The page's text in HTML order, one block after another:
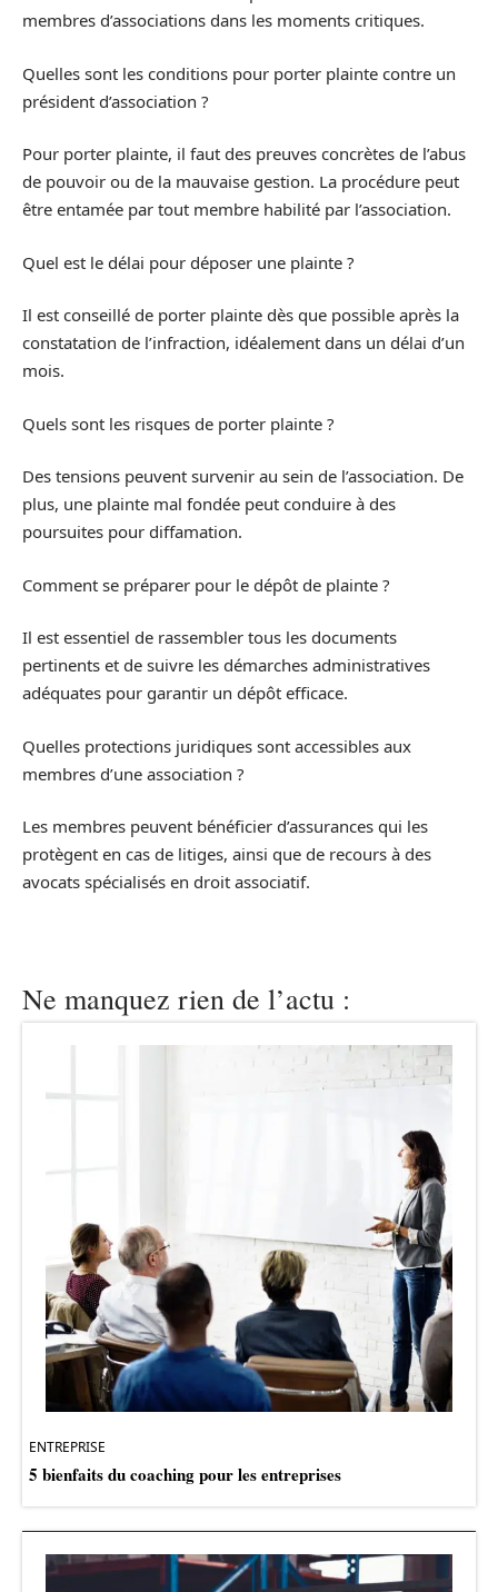
membres d’associations dans les moments critiques.
Quelles sont les conditions pour porter plainte contre un
président d’association ?
Pour porter plainte, il faut des preuves concrètes de l’abus
de pouvoir ou de la mauvaise gestion. La procédure peut
être entamée par tout membre habilité par l’association.
Quel est le délai pour déposer une plainte ?
Il est conseillé de porter plainte dès que possible après la
constatation de l’infraction, idéalement dans un délai d’un
mois.
Quels sont les risques de porter plainte ?
Des tensions peuvent survenir au sein de l’association. De
plus, une plainte mal fondée peut conduire à des
poursuites pour diffamation.
Comment se préparer pour le dépôt de plainte ?
Il est essentiel de rassembler tous les documents
pertinents et de suivre les démarches administratives
adéquates pour garantir un dépôt efficace.
Quelles protections juridiques sont accessibles aux
membres d’une association ?
Les membres peuvent bénéficier d’assurances qui les
protègent en cas de litiges, ainsi que de recours à des
avocats spécialisés en droit associatif.
Ne manquez rien de l’actu :
ENTREPRISE
5 bienfaits du coaching pour les entreprises